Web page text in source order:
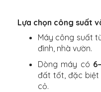
Lựa chọn công suất
Máy công suất
đình, nhà vườn.
Dòng máy có
đất tốt, đặc biệt
cỏ.